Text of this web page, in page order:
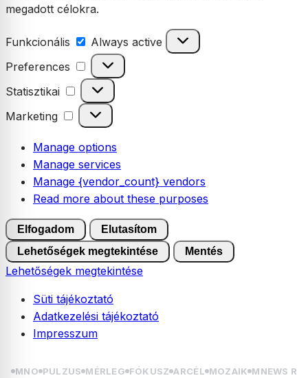
megadott célokra.
Funkcionális Funkcionális
Always active
Preferences
Preferences
Statisztikai Statisztikai
Marketing Marketing
Manage options
Manage services
Manage {vendor_count} vendors
Read more about these purposes
Elfogadom
Elutasítom
Lehetőségek megtekintése
Mentés
Lehetőségek megtekintése
Süti tájékoztató
Adatkezelési tájékoztató
Impresszum
MNO PULZUS MÉRLEG FÓKUSZ ARCÉL MOZAIK MNEWS